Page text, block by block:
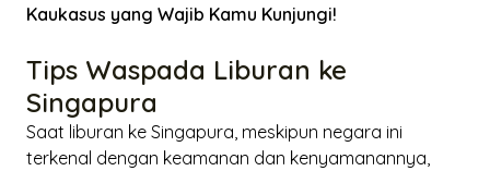
Kaukasus yang Wajib Kamu Kunjungi!
Tips Waspada Liburan ke
Singapura
Saat liburan ke Singapura, meskipun negara ini
terkenal dengan keamanan dan kenyamanannya,